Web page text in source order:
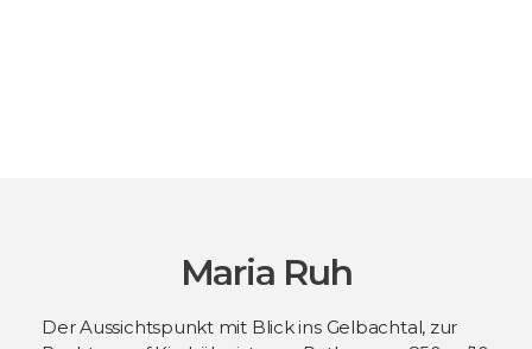
Maria Ruh
Der Aussichtspunkt mit Blick ins Gelbachtal, zur